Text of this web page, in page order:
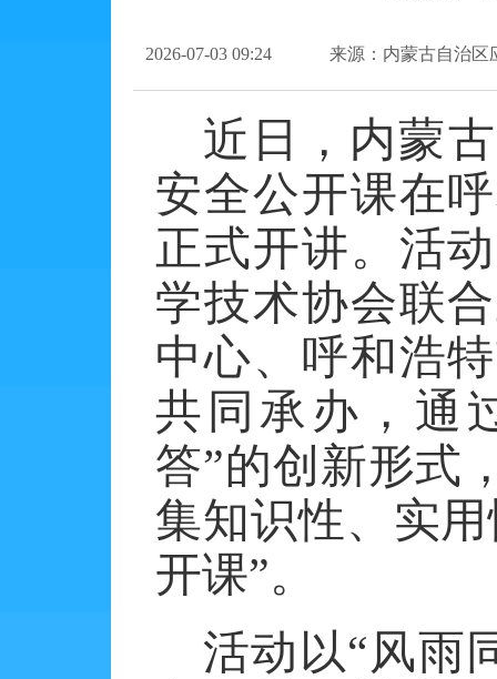
2026-07-03 09:24 来源：内蒙古自治区
近日，内蒙
安全公开课在
正式开讲。活
学技术协会联
中心、呼和浩
共同承办，通
答”的创新形式
集知识性、实
开课”。
活动以“风雨